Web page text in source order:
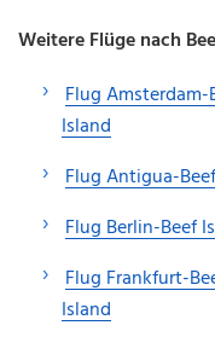
Weitere Flüge nach
Flug Amsterdam-
Island
Flug Antigua-
Flug Berlin-Beef
Flug Frankfurt-
Island